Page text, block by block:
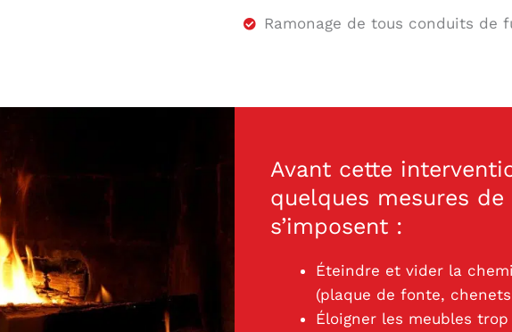
Ramonage de tous conduits de
Avant cette
quelques mesures
s’imposent :
Éteindre et vider la
(plaque de fonte,
Éloigner les meubles